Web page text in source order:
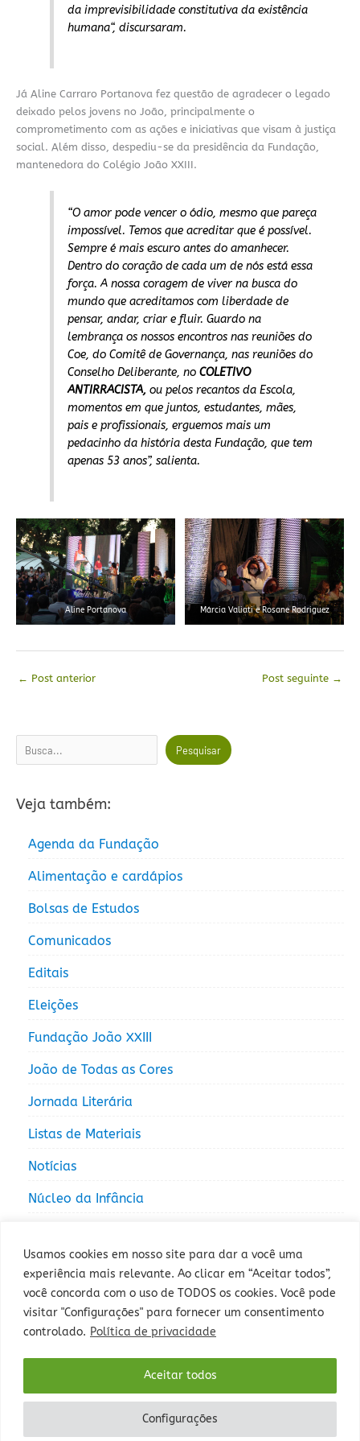
Usamos cookies em nosso site para dar a você uma
experiência mais relevante. Ao clicar em “Aceitar todos”,
você concorda com o uso de TODOS os cookies. Você pode
visitar "Configurações" para fornecer um consentimento
controlado. Política de privacidade
Configurações
Aceitar todos
da imprevisibilidade constitutiva da existência
humana“, discursaram.
Já Aline Carraro Portanova fez questão de agradecer o legado
deixado pelos jovens no João, principalmente o
comprometimento com as ações e iniciativas que visam à justiça
social. Além disso, despediu-se da presidência da Fundação,
mantenedora do Colégio João XXIII.
“O amor pode vencer o ódio, mesmo que pareça
impossível. Temos que acreditar que é possível.
Sempre é mais escuro antes do amanhecer.
Dentro do coração de cada um de nós está essa
força. A nossa coragem de viver na busca do
mundo que acreditamos com liberdade de
pensar, andar, criar e fluir. Guardo na
lembrança os nossos encontros nas reuniões do
Coe, do Comitê de Governança, nas reuniões do
Conselho Deliberante, no COLETIVO
ANTIRRACISTA,ou pelos recantos da Escola,
momentos em que juntos, estudantes, mães,
pais e profissionais, erguemos mais um
pedacinho da história desta Fundação, que tem
apenas 53 anos”, salienta.
Aline Portanova Márcia Valiati e Rosane Rodriguez
← Post anterior Post seguinte →
Pesquisar Pesquisar
Veja também:
Agenda da Fundação
Alimentação e cardápios
Bolsas de Estudos
Comunicados
Editais
Eleições
Fundação João XXIII
João de Todas as Cores
Jornada Literária
Listas de Materiais
Notícias
Núcleo da Infância
Rua Sepé Tiaraju, 1013 - Bairro Santa Tereza, Porto Alegre - RS -